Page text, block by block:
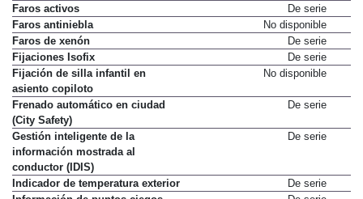
Faros activos
De serie
Faros antiniebla
No disponible
Faros de xenón
De serie
Fijaciones Isofix
De serie
Fijación de silla infantil en
asiento copiloto
No disponible
Frenado automático en ciudad
(City Safety)
De serie
Gestión inteligente de la
información mostrada al
conductor (IDIS)
De serie
Indicador de temperatura exterior
De serie